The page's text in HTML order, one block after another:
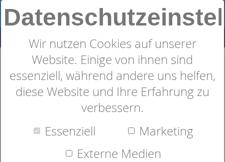
Wir nutzen Cookies auf unserer
Website. Einige von ihnen sind
essenziell, während andere uns helfen,
diese Website und Ihre Erfahrung zu
verbessern.
Essenziell
Marketing
Externe Medien
Nackenstützkissen
dormabell Cervical NB 2